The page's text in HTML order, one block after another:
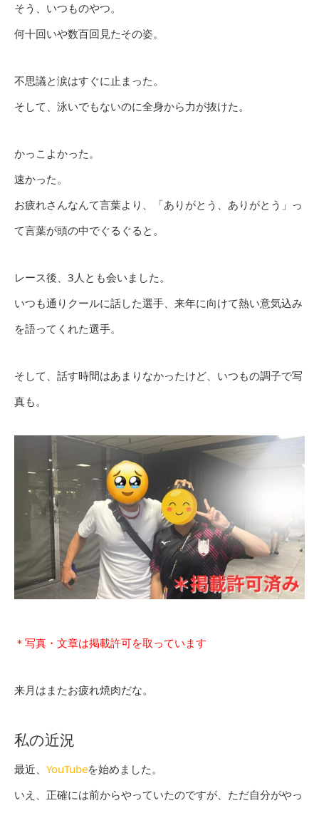
そう、いつものやつ。
何十回いや数百回見たその姿。
不思議と涙はすぐに止まった。
そして、泳いでもないのに全身から力が抜けた。
かっこよかった。
速かった。
お疲れさんなんて言葉より、「ありがとう、ありがとう」っ
て言葉が頭の中でぐるぐると。
レース後、3人とも会いました。
いつも通りクールに話した選手、来年に向けて熱い意気込み
を語ってくれた選手。
そして、話す時間はあまりなかったけど、いつもの調子で写
真も。
＊写真・文章は掲載許可を取っています
来月はまたお疲れ焼肉だな。
私の近況
最近、 YouTubeを始めました。
いえ、正確には前からやっていたのですが、ただ自分がやっ